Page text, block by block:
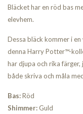
Bläcket har en röd bas
elevhem.
Dessa bläck kommer i
denna Harry Potter™-
har djupa och rika
både skriva och måla
Bas:Röd
Shimmer: Guld